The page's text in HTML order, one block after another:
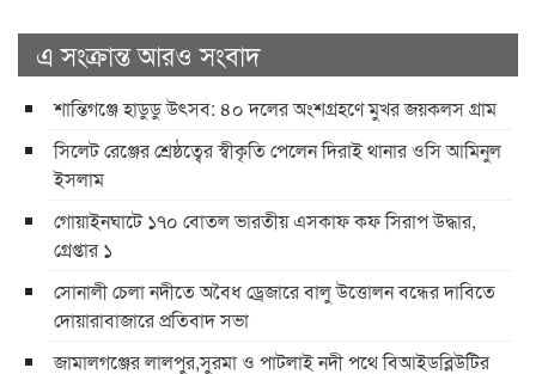
এ সংক্রান্ত আরও সংবাদ
শান্তিগঞ্জে হাডুডু উৎসব: ৪০ দলের অংশগ্রহণে মুখর জয়কলস গ্রাম
সিলেট রেঞ্জের শ্রেষ্ঠত্বের স্বীকৃতি পেলেন দিরাই থানার ওসি আমিনুল
ইসলাম
গোয়াইনঘাটে ১৭০ বোতল ভারতীয় এসকাফ কফ সিরাপ উদ্ধার,
গ্রেপ্তার ১
সোনালী চেলা নদীতে অবৈধ ড্রেজারে বালু উত্তোলন বন্ধের দাবিতে
দোয়ারাবাজারে প্রতিবাদ সভা
জামালগঞ্জের লালপুর,সুরমা ও পাটলাই নদী পথে বিআইডব্লিউটির